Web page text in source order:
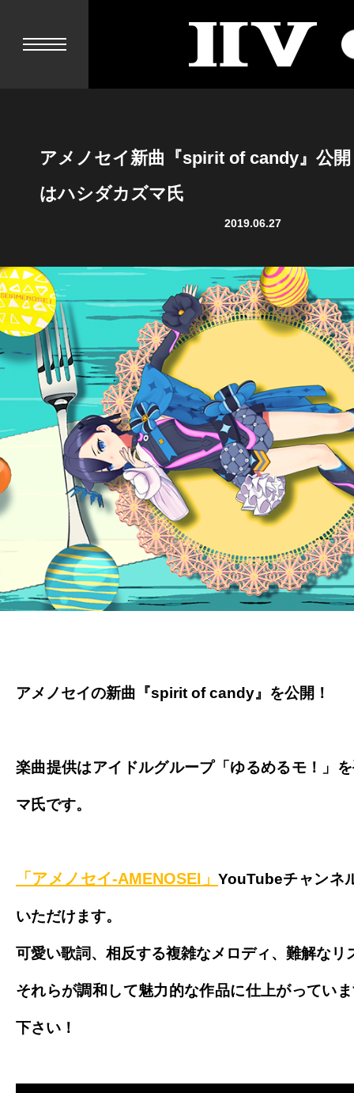
II
アメノセイ新曲『spirit of candy』公
はハシダカズマ氏
2019.06.27
NEWS
アメノセイの新曲『spirit of candy』を公開！
楽曲提供はアイドルグループ「ゆるめるモ！」
マ氏です。
「アメノセイ-AMENOSEI」YouTubeチャンネ
いただけます。
可愛い歌詞、相反する複雑なメロディ、 難解なリ
それらが調和して魅力的な作品に仕上がってい
下さい！